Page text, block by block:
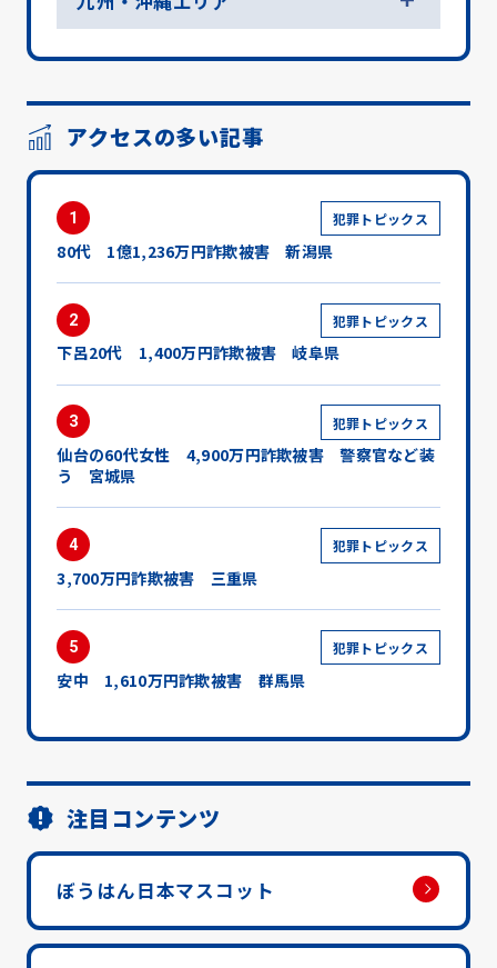
アクセスの多い記事
1 犯罪トピックス
80代 1億1,236万円詐欺被害 新潟県
2 犯罪トピックス
下呂20代 1,400万円詐欺被害 岐阜県
3 犯罪トピックス
仙台の60代女性 4,900万円詐欺被害 警察官など装
う 宮城県
4 犯罪トピックス
3,700万円詐欺被害 三重県
5 犯罪トピックス
安中 1,610万円詐欺被害 群馬県
注目コンテンツ
ぼうはん日本マスコット